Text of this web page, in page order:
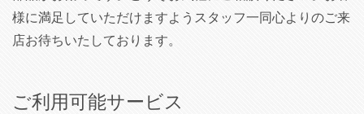
様に満足していただけますようスタッフ一同心よりのご来
店お待ちいたしております。
ご利用可能サービス